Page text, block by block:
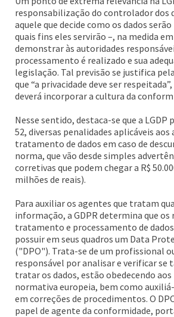
responsabilização do controlador dos
aquele que decide como os dados
quais fins eles servirão –, na medida
demonstrar às autoridades
processamento é realizado e sua
legislação. Tal previsão se justifica
que “a privacidade deve ser
deverá incorporar a cultura da
Nesse sentido, destaca-se que a LGDP
52, diversas penalidades aplicáveis aos
tratamento de dados em caso de
norma, que vão desde simples
corretivas que podem chegar a R$
milhões de reais).
Para auxiliar os agentes que tratam
informação, a GDPR determina que os
tratamento e processamento de
possuir em seus quadros um Data
("DPO"). Trata-se de um profissional
responsável por analisar e verificar se
tratar os dados, estão obedecendo
normativa europeia, bem como
em correções de procedimentos. O
papel de agente da conformidade,